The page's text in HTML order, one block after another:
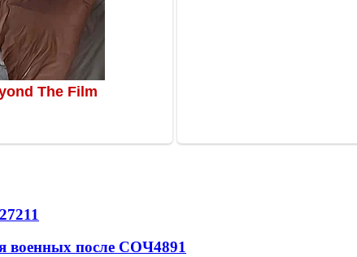
27211
военных после СОЧ4891